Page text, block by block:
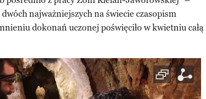
najważniejszych na świecie czasopism
dokonań uczonej poświęciło w kwietniu całą